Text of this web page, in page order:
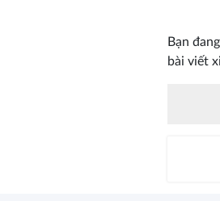
Bạn
bài viết